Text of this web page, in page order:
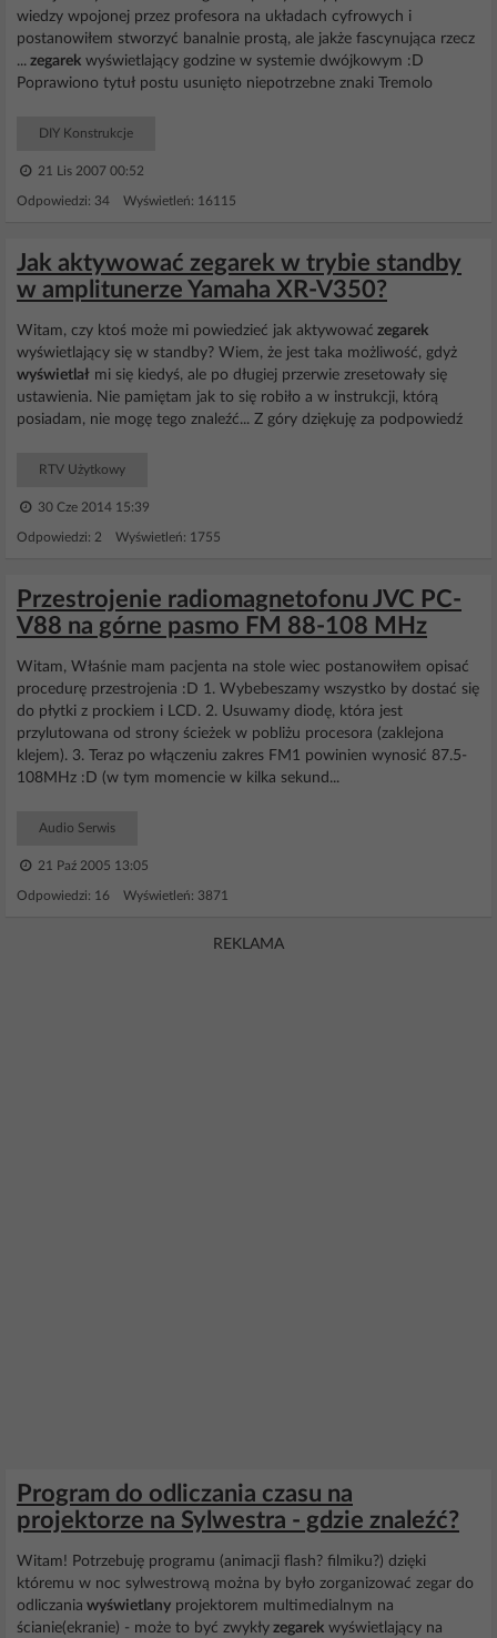
wiedzy wpojonej przez profesora na układach cyfrowych i
postanowiłem stworzyć banalnie prostą, ale jakże fascynująca rzecz
... zegarek wyświetlający godzine w systemie dwójkowym :D
Poprawiono tytuł postu usunięto niepotrzebne znaki Tremolo
DIY Konstrukcje
21 Lis 2007 00:52
Odpowiedzi: 34 Wyświetleń: 16115
Jak aktywować zegarek w trybie standby
w amplitunerze Yamaha XR-V350?
Witam, czy ktoś może mi powiedzieć jak aktywować zegarek
wyświetlający się w standby? Wiem, że jest taka możliwość, gdyż
wyświetlał mi się kiedyś, ale po długiej przerwie zresetowały się
ustawienia. Nie pamiętam jak to się robiło a w instrukcji, którą
posiadam, nie mogę tego znaleźć... Z góry dziękuję za podpowiedź
RTV Użytkowy
30 Cze 2014 15:39
Odpowiedzi: 2 Wyświetleń: 1755
Przestrojenie radiomagnetofonu JVC PC-
V88 na górne pasmo FM 88-108 MHz
Witam, Właśnie mam pacjenta na stole wiec postanowiłem opisać
procedurę przestrojenia :D 1. Wybebeszamy wszystko by dostać się
do płytki z prockiem i LCD. 2. Usuwamy diodę, która jest
przylutowana od strony ścieżek w pobliżu procesora (zaklejona
klejem). 3. Teraz po włączeniu zakres FM1 powinien wynosić 87.5-
108MHz :D (w tym momencie w kilka sekund...
Audio Serwis
21 Paź 2005 13:05
Odpowiedzi: 16 Wyświetleń: 3871
REKLAMA
Program do odliczania czasu na
projektorze na Sylwestra - gdzie znaleźć?
Witam! Potrzebuję programu (animacji flash? filmiku?) dzięki
któremu w noc sylwestrową można by było zorganizować zegar do
odliczania wyświetlany projektorem multimedialnym na
ścianie(ekranie) - może to być zwykły zegarek wyświetlający na